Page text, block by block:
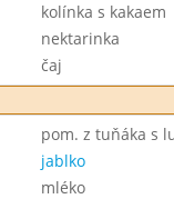
kolínka s kakaem
nektarinka
čaj
pom. z tuňáka s
jablko
mléko